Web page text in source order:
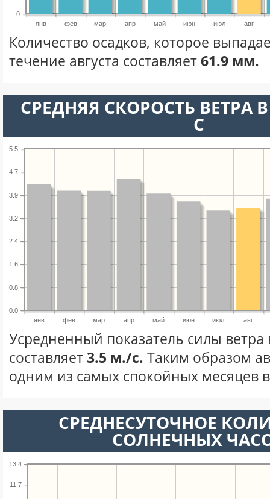
янв фев мар апр май июн июл авг
0
Количество осадков, которое
течение августа составляет61.9 мм.
СРЕДНЯЯ СКОРОСТЬ ВЕТРА
С
янв фев мар апр май июн июл авг
0.0
0.8
1.6
2.4
3.2
3.9
4.7
5.5
Усредненный показатель силы ветра
составляет3.5 м./с. Таким образом
одним из самых спокойных месяцев
СРЕДНЕСУТОЧНОЕ
СОЛНЕЧНЫХ
11.7
13.4